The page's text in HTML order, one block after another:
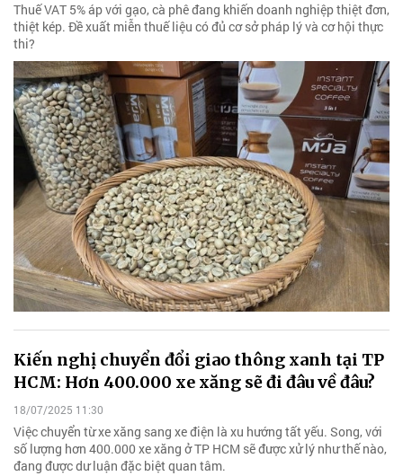
Thuế VAT 5% áp với gạo, cà phê đang khiến doanh nghiệp thiệt đơn,
thiệt kép. Đề xuất miễn thuế liệu có đủ cơ sở pháp lý và cơ hội thực
thi?
Kiến nghị chuyển đổi giao thông xanh tại TP
HCM: Hơn 400.000 xe xăng sẽ đi đâu về đâu?
18/07/2025 11:30
Việc chuyển từ xe xăng sang xe điện là xu hướng tất yếu. Song, với
số lượng hơn 400.000 xe xăng ở TP HCM sẽ được xử lý như thế nào,
đang được dư luận đặc biệt quan tâm.